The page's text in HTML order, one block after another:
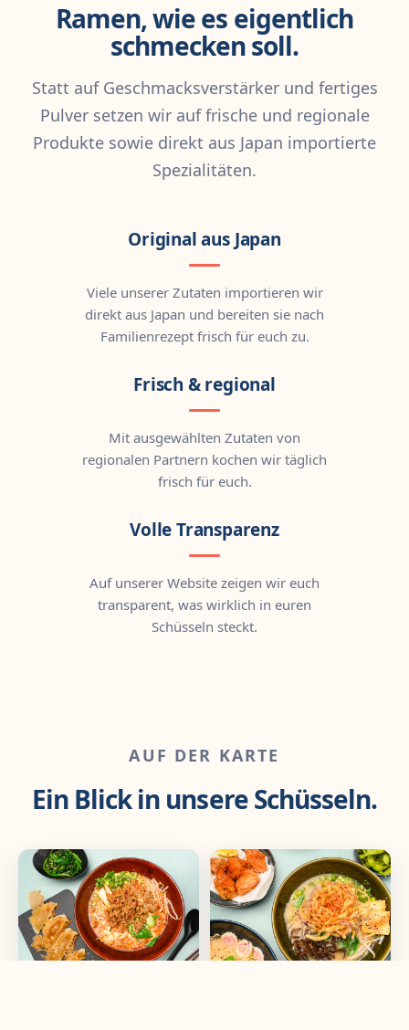
Ramen, wie es eigentlich
schmecken soll.
Statt auf Geschmacksverstärker und fertiges
Pulver setzen wir auf frische und regionale
Produkte sowie direkt aus Japan importierte
Spezialitäten.
Original aus Japan
Viele unserer Zutaten importieren wir
direkt aus Japan und bereiten sie nach
Familienrezept frisch für euch zu.
Frisch & regional
Mit ausgewählten Zutaten von
regionalen Partnern kochen wir täglich
frisch für euch.
Volle Transparenz
Auf unserer Website zeigen wir euch
transparent, was wirklich in euren
Schüsseln steckt.
AUF DER KARTE
Ein Blick in unsere Schüsseln.